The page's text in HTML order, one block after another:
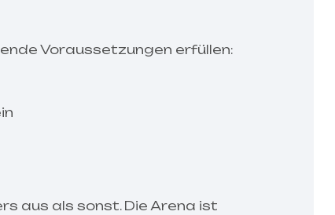
Voraussetzungen erfüllen:
aus als sonst. Die Arena ist